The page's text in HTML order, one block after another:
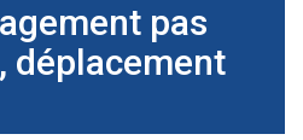
pas
déplacement